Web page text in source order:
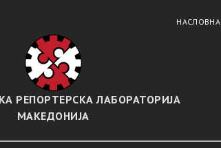
НАСЛОВНА
РЕПОРТЕРСКА ЛАБОРАТОРИЈА
МАКЕДОНИЈА